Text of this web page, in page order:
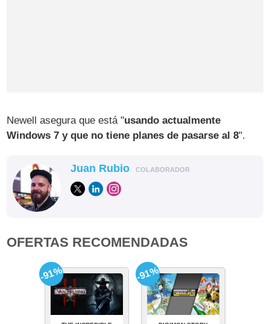
Newell asegura que está "usando actualmente
Windows 7 y que no tiene planes de pasarse al 8".
Juan Rubio COLABORADOR
OFERTAS RECOMENDADAS
-91% -91%